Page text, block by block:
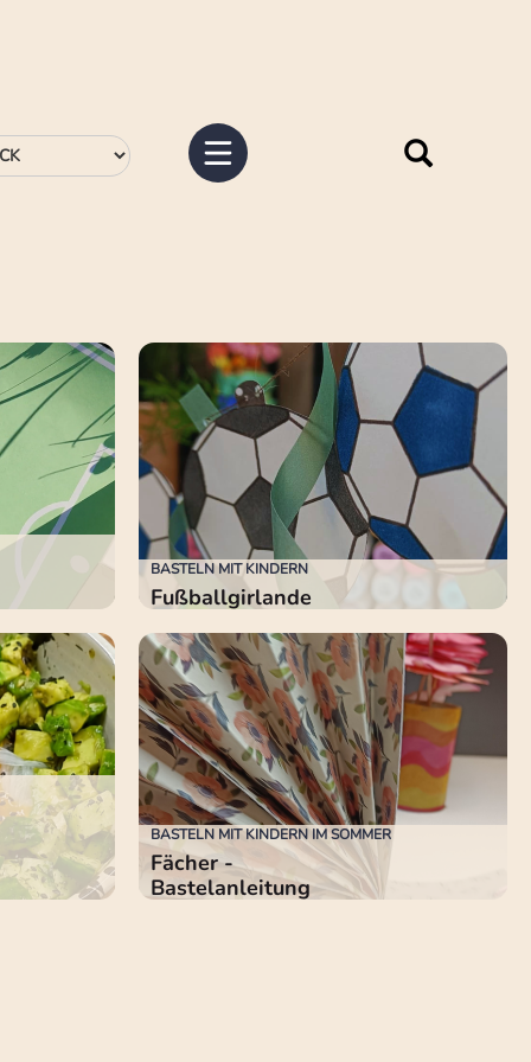
BASTELN MIT KINDERN
Fußballgirlande
BASTELN MIT KINDERN IM SOMMER
Fächer -
Bastelanleitung